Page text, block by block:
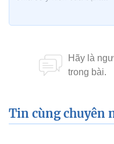
Tin cùng chuyên